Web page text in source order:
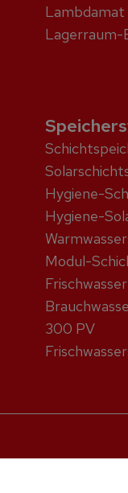
Lambdamat
Hygiene-
Hygiene-
Modul-
300 PV